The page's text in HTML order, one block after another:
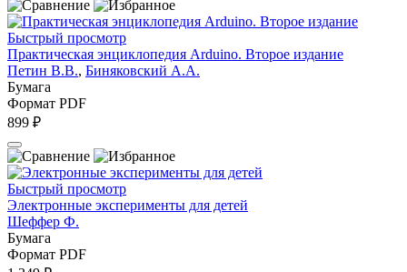
Быстрый просмотр
Практическая энциклопедия Arduino. Второе издание
Петин В.В., Биняковский А.А.
Бумага
Формат PDF
899 ₽
Быстрый просмотр
Электронные эксперименты для детей
Шеффер Ф.
Бумага
Формат PDF